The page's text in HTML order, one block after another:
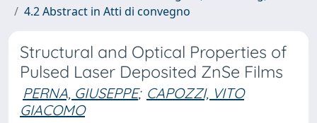
4.2 Abstract in Atti di convegno
Structural and Optical Properties of
Pulsed Laser Deposited ZnSe Films
PERNA, GIUSEPPE; CAPOZZI, VITO
GIACOMO